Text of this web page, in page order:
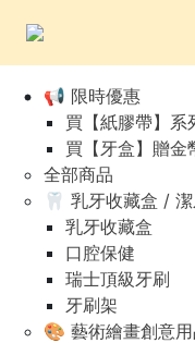
📢 限時優惠
買【紙膠帶】系
買【牙盒】贈金
全部商品
🦷 乳牙收藏盒 /
乳牙收藏盒
口腔保健
瑞士頂級牙刷
牙刷架
🎨 藝術繪畫創意